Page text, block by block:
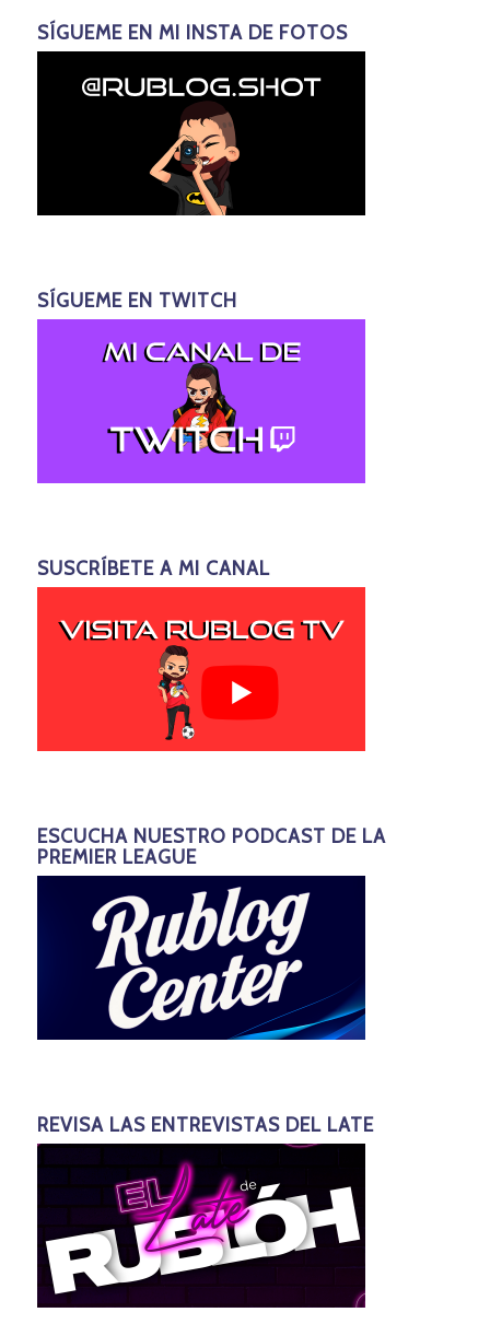
SÍGUEME EN MI INSTA DE FOTOS
SÍGUEME EN TWITCH
SUSCRÍBETE A MI CANAL
ESCUCHA NUESTRO PODCAST DE LA
PREMIER LEAGUE
REVISA LAS ENTREVISTAS DEL LATE